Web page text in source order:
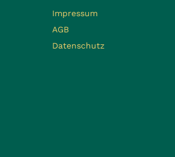
Impressum
AGB
Datenschutz